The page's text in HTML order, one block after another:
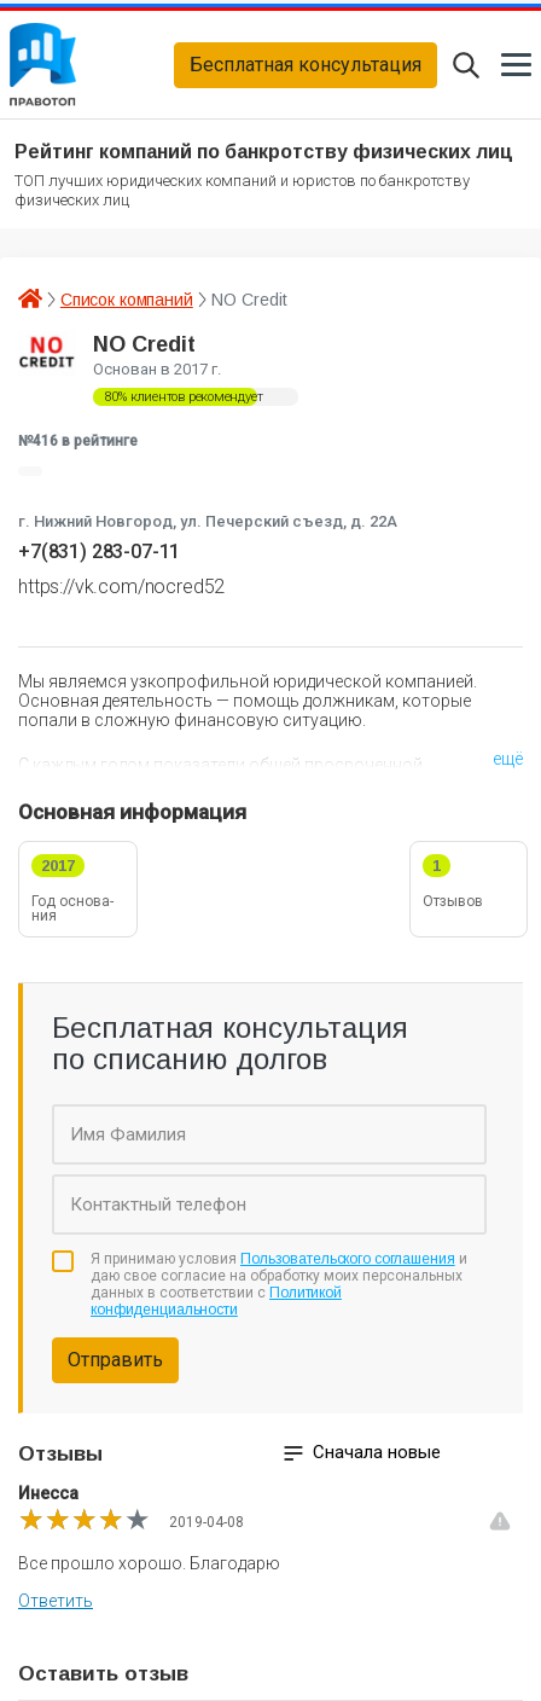
Бесплатная консультация
Рейтинг компаний по банкротству физических лиц
ТОП лучших юридических компаний и юристов по банкротству
физических лиц
Список компаний NO Credit
NO Credit
Основан в 2017 г.
80% клиентов рекомендует
№416 в рейтинге
г. Нижний Новгород, ул. Печерский съезд, д. 22А
+7(831) 283-07-11
https://vk.com/nocred52
Основная информация
Год ос­но­ва­
ния
2017
Отзывов
1
Мы являемся узкопрофильной юридической компанией.
Основная деятельность — помощь должникам, которые
попали в сложную финансовую ситуацию.
С каждым годом показатели общей просроченной
трудные финансовые ситуации и не знают как из них
выбраться. Банки, очень редко идут навстречу заёмщикам,
отсюда и возникают проблемы.
перестаньте копать! Не нужно брать новый займ, чтобы
погасить очередной ежемесячный платёж. Есть более
ещё
Бесплатная консультация
по списанию долгов
Я принимаю условия Пользовательского соглашения и
даю свое согласие на обработку моих персональных
данных в соответствии с Политикой
конфиденциальности
Отправить
Сначала новые
Отзывы
Инесса
2019-04-08
★★★★★
★★★★★
★★★★★
Все прошло хорошо. Благодарю
Ответить
Оставить отзыв